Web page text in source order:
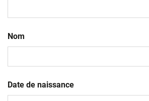
Nom
Date de naissance